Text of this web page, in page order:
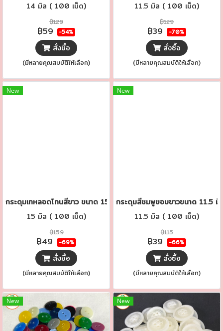
14 มิล ( 100 เม็ด)
฿129
฿59 -54%
สั่งซื้อ
(มีหลายคุณสมบัติให้เลือก)
11.5 มิล ( 100 เม็ด)
฿129
฿39 -70%
สั่งซื้อ
(มีหลายคุณสมบัติให้เลือก)
New
กระดุมเทหลอดโทนสีขาว ขนาด 15 มิล.
15 มิล ( 100 เม็ด)
฿159
฿49 -69%
สั่งซื้อ
(มีหลายคุณสมบัติให้เลือก)
New
กระดุมสีชมพูขอบขาวขนาด 11.5 มิ
11.5 มิล ( 100 เม็ด)
฿115
฿39 -66%
สั่งซื้อ
(มีหลายคุณสมบัติให้เลือก)
New New